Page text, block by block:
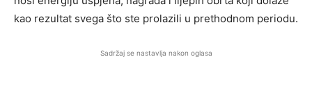
kao rezultat svega što ste prolazili u prethodnom periodu.
Sadržaj se nastavlja nakon oglasa